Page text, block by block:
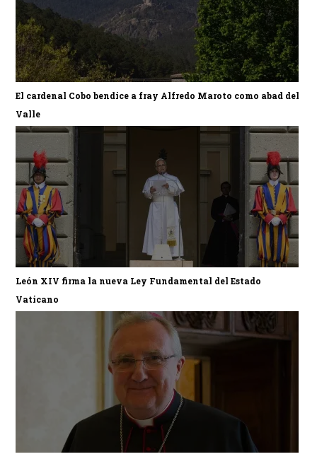
El cardenal Cobo bendice a fray Alfredo Maroto como abad del
Valle
León XIV firma la nueva Ley Fundamental del Estado
Vaticano